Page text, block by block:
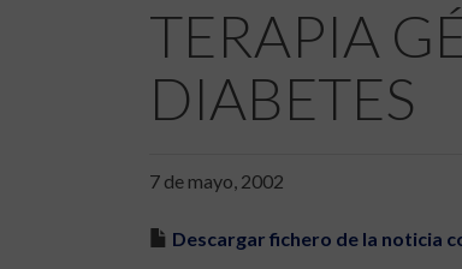
TERAPIA
DIABETES
7 de mayo, 2002
Descargar fichero de la noticia